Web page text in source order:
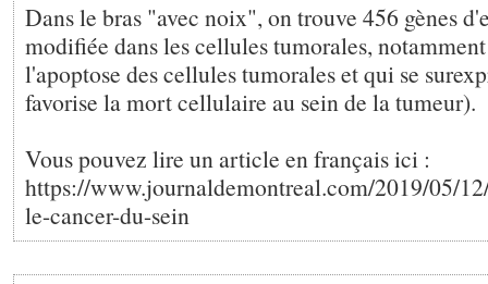
Dans le bras "avec noix", on trouve 456 gènes
modifiée dans les cellules tumorales,
l'apoptose des cellules tumorales et qui se
favorise la mort cellulaire au sein de la tumeur).
Vous pouvez lire un article en français ici :
https://www.journaldemontreal.com/2019/05/
le-cancer-du-sein